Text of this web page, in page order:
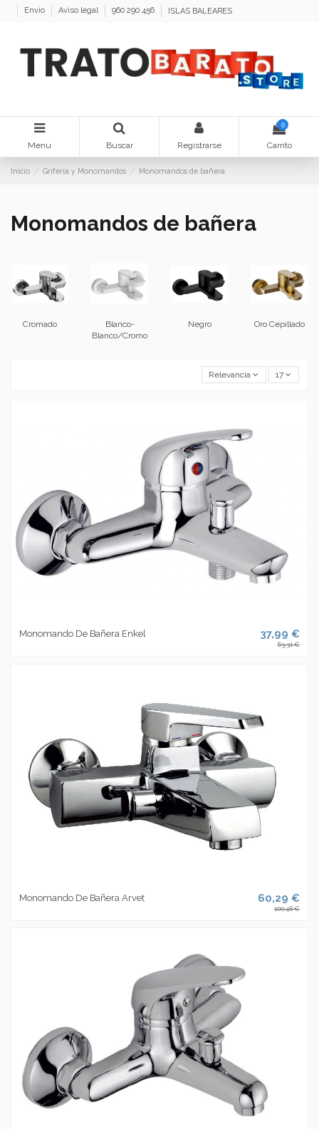
Envío Aviso legal 960 290 456 ISLAS BALEARES
Menu Buscar Registrarse
0
Carrito
Inicio Grifería y Monomandos Monomandos de bañera
Monomandos de bañera
Cromado
Blanco-
Blanco/Cromo
Negro Oro Cepillado
Relevancia 17
Monomando De Bañera Enkel 37,99 €
63,31 €
Monomando De Bañera Arvet 60,29 €
100,48 €